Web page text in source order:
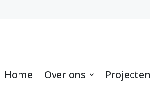
Home Over ons Projecten